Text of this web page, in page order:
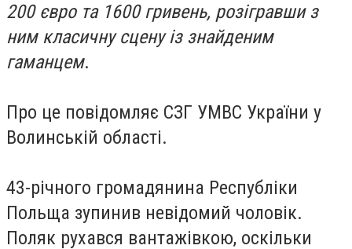
200 євро та 1600 гривень, розігравши з
ним класичну сцену із знайденим
гаманцем.
Про це повідомляє СЗГ УМВС України у
Волинській області.
43-річного громадянина Республіки
Польща зупинив невідомий чоловік.
Поляк рухався вантажівкою, оскільки